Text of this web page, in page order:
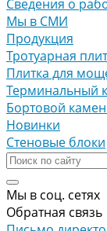
Сведения о
Мы в СМИ
Продукция
Тротуарная
Плитка для
Терминальный
Бортовой
Новинки
Стеновые блоки
Мы в соц. сетях
Обратная связь